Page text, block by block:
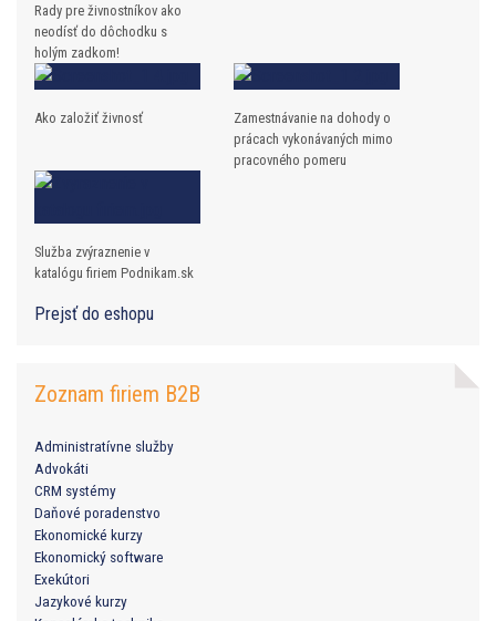
Rady pre živnostníkov ako
neodísť do dôchodku s
holým zadkom!
Ako založiť živnosť
Zamestnávanie na dohody o
prácach vykonávaných mimo
pracovného pomeru
Služba zvýraznenie v
katalógu firiem Podnikam.sk
Prejsť do eshopu
Zoznam firiem B2B
Administratívne služby
Advokáti
CRM systémy
Daňové poradenstvo
Ekonomické kurzy
Ekonomický software
Exekútori
Jazykové kurzy